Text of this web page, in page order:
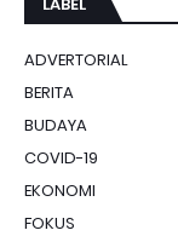
ADVERTORIAL
BERITA
BUDAYA
COVID-19
EKONOMI
FOKUS